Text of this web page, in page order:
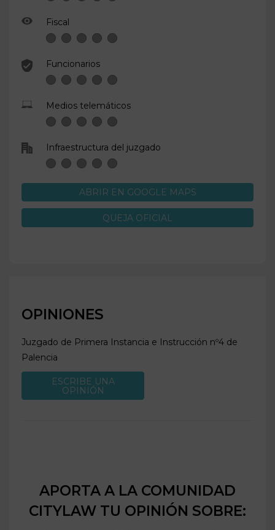
Fiscal
Funcionarios
Medios telemáticos
Infraestructura del juzgado
ABRIR EN GOOGLE MAPS
QUEJA OFICIAL
OPINIONES
Juzgado de Primera Instancia e Instrucción nº4 de
Palencia
ESCRIBE UNA
OPINIÓN
APORTA A LA COMUNIDAD
CITYLAW TU OPINIÓN SOBRE: